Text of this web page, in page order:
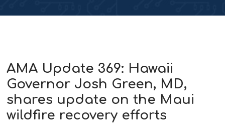
AMA Update 369: Hawaii
Governor Josh Green, MD,
shares update on the Maui
wildfire recovery efforts